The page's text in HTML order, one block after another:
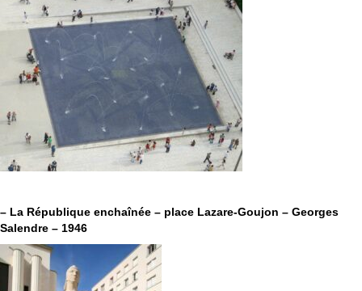
– La République enchaînée – place Lazare-Goujon – Georges
Salendre – 1946